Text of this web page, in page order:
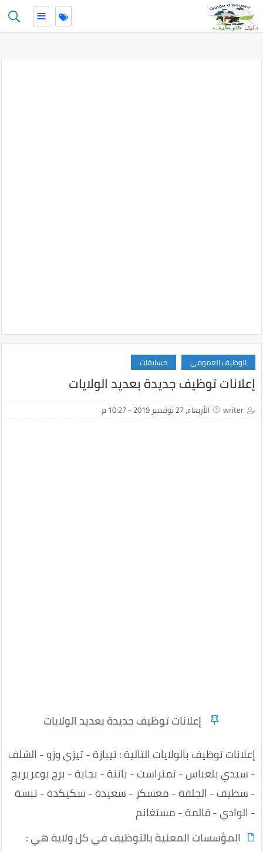
-->
≡
الوظيف العمومي مسابقات
إعلانات توظيف جديدة بعديد الولايات
writer الأربعاء, 27 نوفمبر 2019 - 10:27 م
إعلانات توظيف جديدة بعديد الولايات
إعلانات توظيف بالولايات التالية : تيبازة - تيزي وزو - الشلف
- سيدي بلعباس - تمنراست - باتنة - بجاية - برج بوعريريج
- سطيف - الجلفة - معسكر - سعيدة - سكيكدة - تبسة
- الوادي - قالمة - مستغانم
المؤسسات المعنية بالتوظيف في كل ولاية هي :